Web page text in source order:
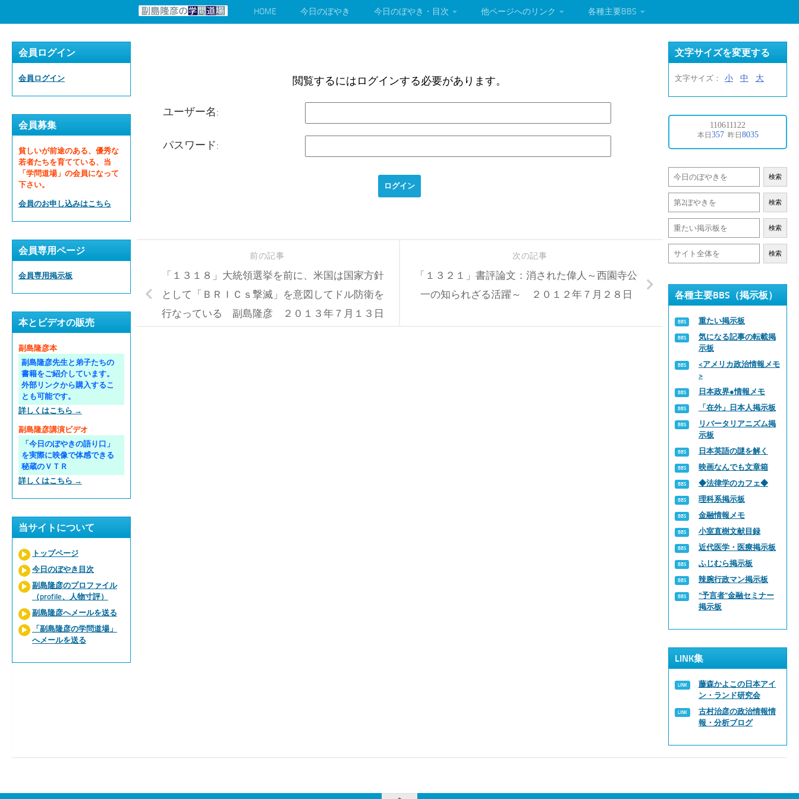
HOME 今日のぼやき 今日のぼやき・目次 他ページへのリンク 各種主要BBS
閲覧するにはログインする必要があります。
ユーザー名:
パスワード:
次の記事
「１３２１」書評論文：消された偉人～西園寺公
一の知られざる活躍～ ２０１２年７月２８日
前の記事
「１３１８」大統領選挙を前に、米国は国家方針
として「ＢＲＩＣｓ撃滅」を意図してドル防衛を
行なっている 副島隆彦 ２０１３年７月１３日
会員ログイン
会員ログイン
会員募集
貧しいが前途のある、優秀な
若者たちを育てている、当
「学問道場」の会員になって
下さい。
会員のお申し込みはこちら
会員専用ページ
会員専用掲示板
本とビデオの販売
副島隆彦本
副島隆彦先生と弟子たちの
書籍をご紹介しています。
外部リンクから購入するこ
とも可能です。
詳しくはこちら →
副島隆彦講演ビデオ
「今日のぼやきの語り口」
を実際に映像で体感できる
秘蔵のＶＴＲ
詳しくはこちら →
当サイトについて
トップページ
今日のぼやき目次
副島隆彦のプロファイル
（profile、人物寸評）
副島隆彦へメールを送る
「副島隆彦の学問道場」
へメールを送る
文字サイズを変更する
文字サイズ： 小 中 大
検索
検索
検索
検索
各種主要BBS（掲示板）
重たい掲示板
気になる記事の転載掲
示板
<アメリカ政治情報メモ
>
日本政界●情報メモ
「在外」日本人掲示板
リバータリアニズム掲
示板
日本英語の謎を解く
映画なんでも文章箱
◆法律学のカフェ◆
理科系掲示板
金融情報メモ
小室直樹文献目録
近代医学・医療掲示板
ふじむら掲示板
辣腕行政マン掲示板
“予言者”金融セミナー
掲示板
LINK集
藤森かよこの日本アイ
ン・ランド研究会
古村治彦の政治情報情
報・分析ブログ